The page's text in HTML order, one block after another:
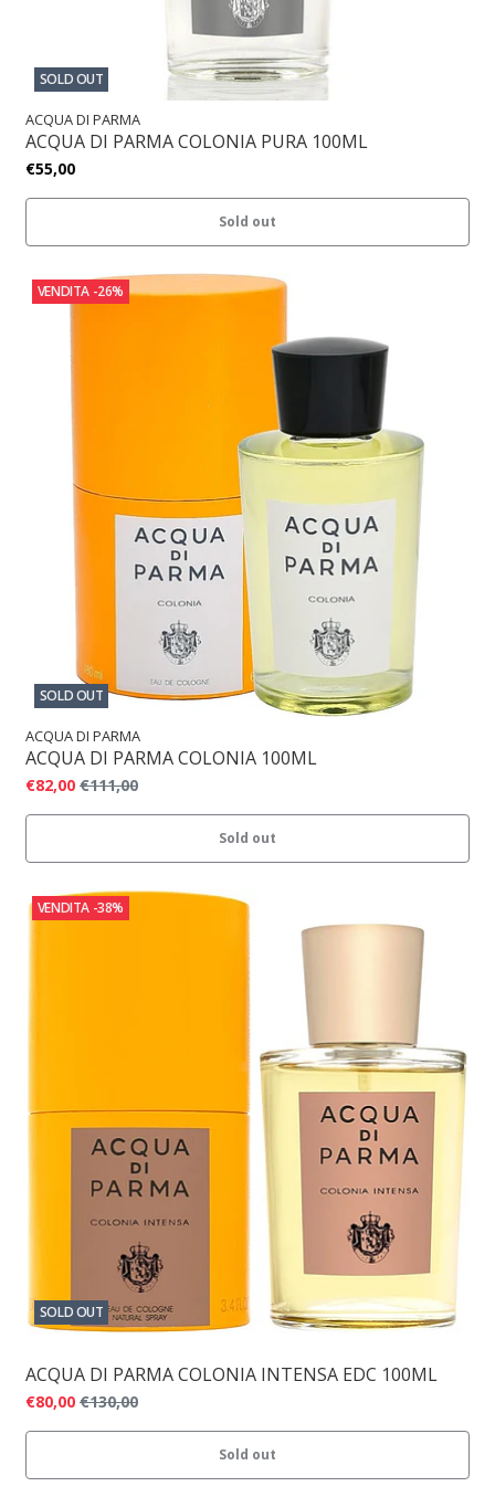
SOLD OUT
ACQUA DI PARMA
ACQUA DI PARMA COLONIA PURA 100ML
€55,00
Sold out
VENDITA -26%
SOLD OUT
ACQUA DI PARMA
ACQUA DI PARMA COLONIA 100ML
€82,00 €111,00
Sold out
VENDITA -38%
SOLD OUT
ACQUA DI PARMA COLONIA INTENSA EDC 100ML
€80,00 €130,00
Sold out